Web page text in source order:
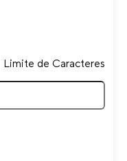
Limite de Caracteres